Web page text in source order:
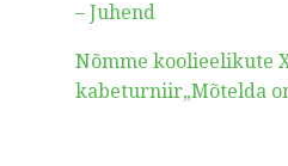
– Juhend
Nõmme koolieelikute
kabeturniir„Mõtelda